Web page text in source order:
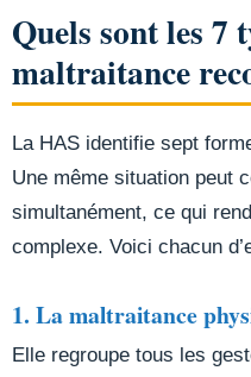
Quels sont les 7
maltraitance
La HAS identifie sept
Une même situation peut
simultanément, ce qui
complexe. Voici chacun
1. La maltraitance
Elle regroupe tous les